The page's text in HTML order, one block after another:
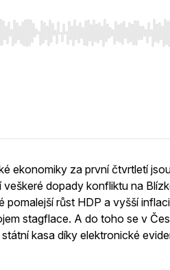
to seek, Home/End to jump
ekonomiky za první čtvrtletí
veškeré dopady konfliktu na
pomalejší růst HDP a vyšší
stagflace. A do toho se v
kasa díky elektronické